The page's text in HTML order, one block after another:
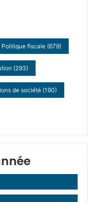
Politique fiscale (679)
(293)
de société (190)